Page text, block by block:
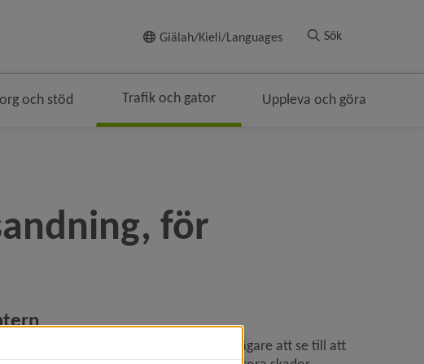
Giälah/Kieli/Languages Sök
och stöd Trafik och gator Uppleva och göra
för
Det är ditt ansvar som fastighetsägare att se till att